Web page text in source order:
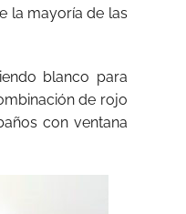
la mayoría de las
blanco para
de rojo
con ventana